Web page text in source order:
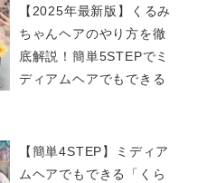
【2025年最新版】くるみ
ちゃんヘアのやり方を徹
底解説！簡単5STEPでミ
ディアムヘアでもできる
【簡単4STEP】ミディア
ムヘアでもできる「くら